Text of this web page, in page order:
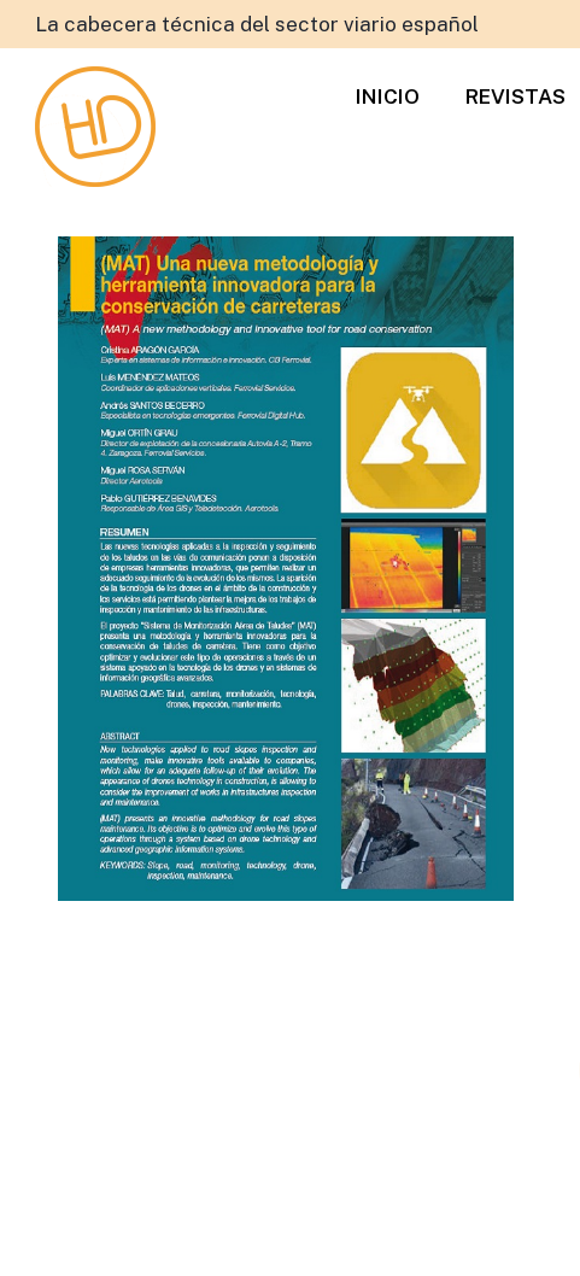
La cabecera técnica del sector viario español
INICIO REVISTAS